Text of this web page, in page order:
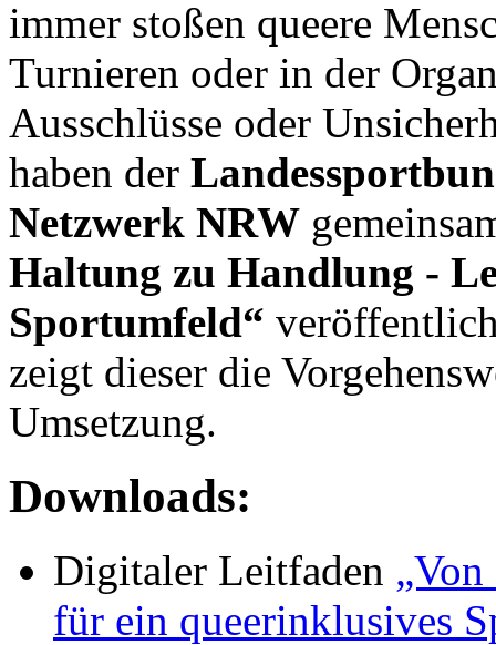
immer stoßen queere
Turnieren oder in der
Ausschlüsse oder
haben der
Netzwerk NRW
Haltung zu Handlung -
Sportumfeld“
zeigt dieser die
Umsetzung.
Downloads:
Digitaler Leitfaden
für ein queerinklusives